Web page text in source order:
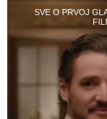
SVE O PRVOJ